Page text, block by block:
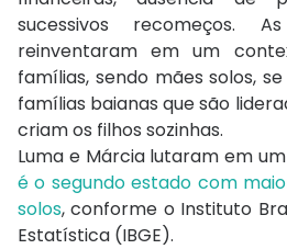
sucessivos recomeços.
reinventaram em um
famílias, sendo mães solos,
famílias baianas que são
criam os filhos sozinhas.
Luma e Márcia lutaram em
é o segundo estado com
solos, conforme o Instituto
Estatística (IBGE).